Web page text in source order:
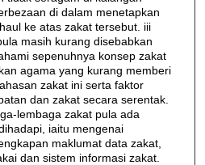
di dalam menetapkan
ke atas zakat tersebut. iii
masih kurang disebabkan
sepenuhnya konsep zakat
agama yang kurang memberi
zakat ini serta faktor
dan zakat secara serentak.
lembaga zakat pula ada
iaitu mengenai
maklumat data zakat,
dan sistem informasi zakat.